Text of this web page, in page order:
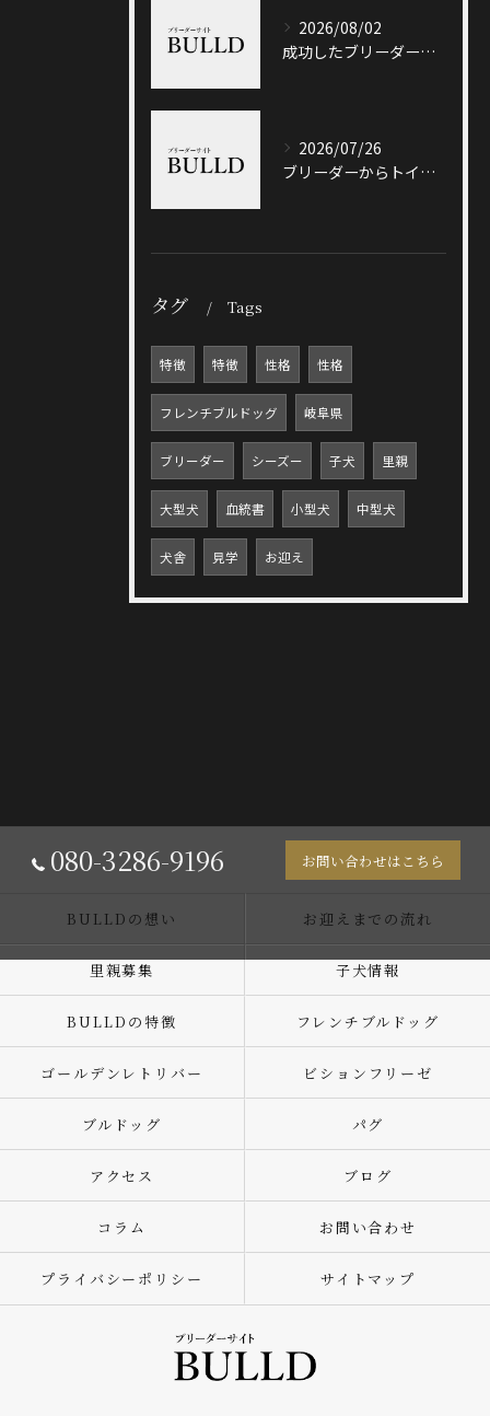
2026/08/02
成功したブリーダーと岐阜県加茂郡八百津町で信頼できる出会い方徹底ガイド
2026/07/26
ブリーダーからトイプードルを迎える前に知っておきたい選び方と価格相場のポイント
タグ Tags
特徴 特徴 性格 性格
フレンチブルドッグ 岐阜県
ブリーダー シーズー 子犬 里親
大型犬 血統書 小型犬 中型犬
犬舎 見学 お迎え
080-3286-9196 お問い合わせはこちら
BULLDの想い お迎えまでの流れ
里親募集 子犬情報
BULLDの特徴 フレンチブルドッグ
ゴールデンレトリバー ビションフリーゼ
ブルドッグ パグ
アクセス ブログ
コラム お問い合わせ
プライバシーポリシー サイトマップ